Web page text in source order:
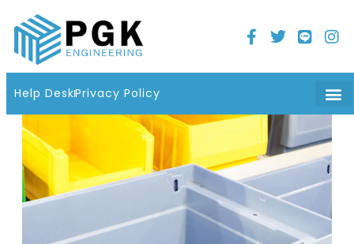
Help DeskPrivacy Policy
Home
21 มิถุนายน 2022